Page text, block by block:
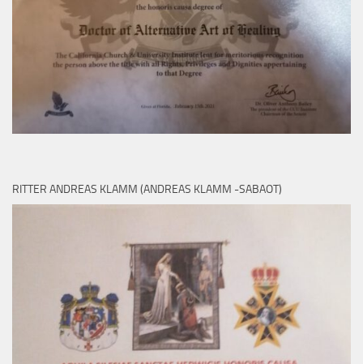
RITTER ANDREAS KLAMM (ANDREAS KLAMM -SABAOT)